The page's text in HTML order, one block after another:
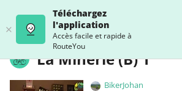
Téléchargez
l'application
Accès facile et rapide à
RouteYou
La Minerie (B) 1
BikerJohan